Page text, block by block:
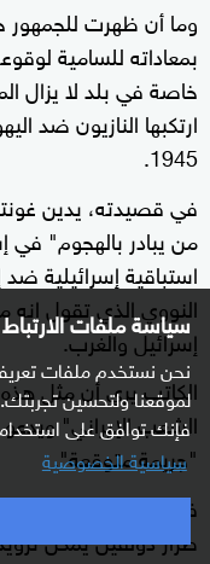
سياسة ملفات الارتباط
نحن نستخدم ملفات
لموقعنا ولتحسين
فإنك توافق على
سياسية الخصوصية
وما أن ظهرت للجمهور
بمعاداته للسامية
خاصة في بلد لا يزال
1945.
في قصيدته، يدين
من يبادر بالهجوم" في
استباقية إسرائيلية
النووي الذي تقول إنه
إسرائيل والغرب.
الكاتب يري أن مثل
الشعب الإيراني"
"جريمة متوقعة".
في عام
طراز دولفين يمكن